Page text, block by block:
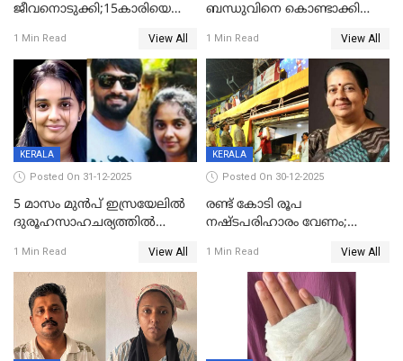
ജീവനൊടുക്കി;15കാരിയെ
കിടപ്പുമുറിയില്‍ തൂങ്ങി മരിച്ച
നിലയിൽ
1 Min Read View All
ബന്ധുവിനെ കൊണ്ടാക്കി
ലോറി സ്കൂട്ടറിൽ ഇടിച്ചു :
യുവതിക്ക് ദാരുണാന്ത്യം
1 Min Read View All
KERALA
Posted On 31-12-2025
5 മാസം മുൻപ് ഇസ്രയേലിൽ
ദുരൂഹസാഹചര്യത്തിൽ
മലയാളി യുവാവിന്റെ ഭാര്യയും
മരിച്ചു
1 Min Read View All
KERALA
Posted On 30-12-2025
രണ്ട് കോടി രൂപ
നഷ്ടപരിഹാരം വേണം;
നോട്ടീസയച്ച് ഉമാ തോമസ്
1 Min Read View All